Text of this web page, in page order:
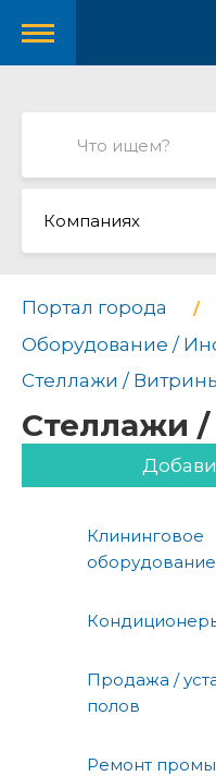
Компаниях
Портал города
Оборудование /
Стеллажи /
Стеллажи
Клининговое
Продажа /
полов
Ремонт